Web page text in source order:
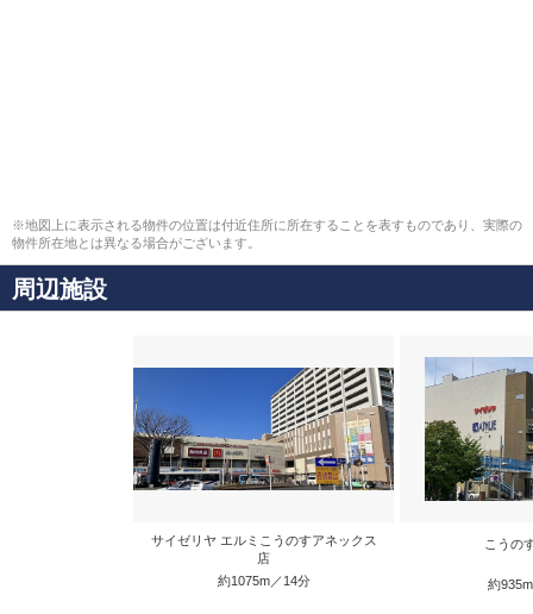
※地図上に表示される物件の位置は付近住所に所在することを表すものであり、実際の
物件所在地とは異なる場合がございます。
周辺施設
サイゼリヤ エルミこうのすアネックス
店
約1075m／14分
こうの
約